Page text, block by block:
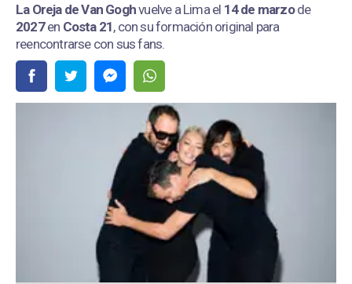
La Oreja de Van Goghvuelve a Lima el 14 de marzode
2027en Costa 21, con su formación original para
reencontrarse con sus fans.